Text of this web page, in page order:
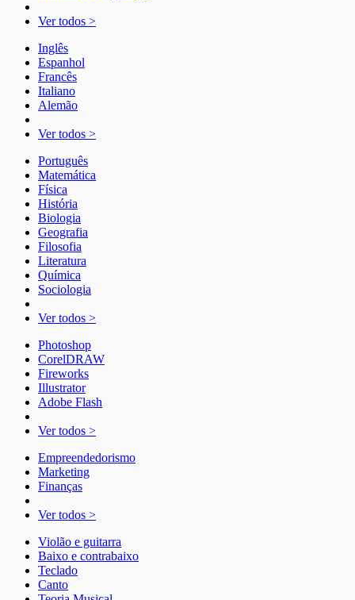
Ver todos >
Inglês
Espanhol
Francês
Italiano
Alemão
Ver todos >
Português
Matemática
Física
História
Biologia
Geografia
Filosofia
Literatura
Química
Sociologia
Ver todos >
Photoshop
CorelDRAW
Fireworks
Illustrator
Adobe Flash
Ver todos >
Empreendedorismo
Marketing
Finanças
Ver todos >
Violão e guitarra
Baixo e contrabaixo
Teclado
Canto